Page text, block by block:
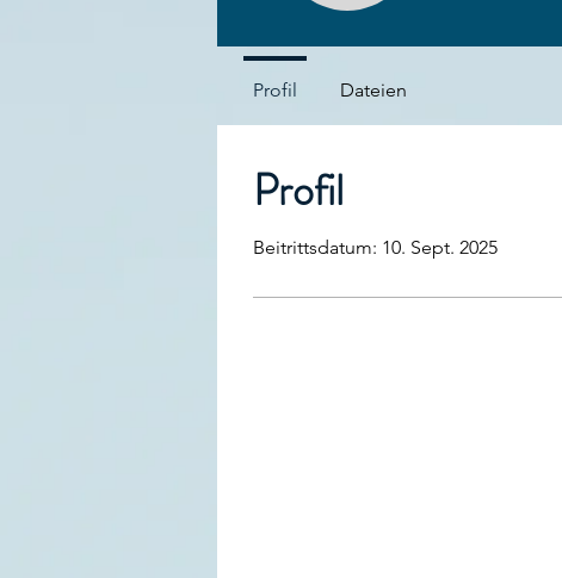
Profil
Beitrittsdatum: 10. Sept. 2025
Profil Dateien